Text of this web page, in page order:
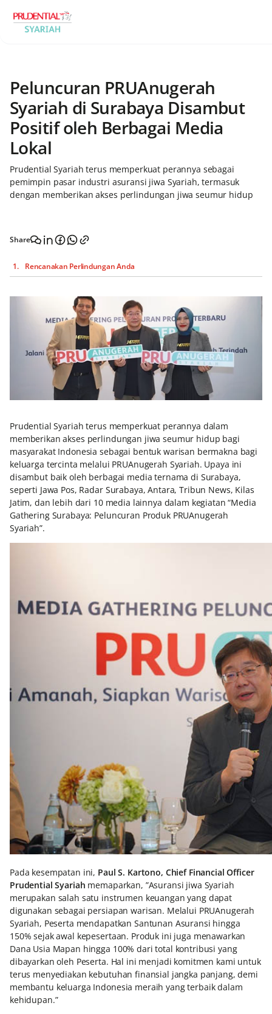
Peluncuran PRUAnugerah
Syariah di Surabaya Disambut
Positif oleh Berbagai Media
Lokal
Prudential Syariah terus memperkuat perannya sebagai
pemimpin pasar industri asuransi jiwa Syariah, termasuk
dengan memberikan akses perlindungan jiwa seumur hidup
Share
Rencanakan Perlindungan Anda
Prudential Syariah terus memperkuat perannya dalam
memberikan akses perlindungan jiwa seumur hidup bagi
masyarakat Indonesia sebagai bentuk warisan bermakna bagi
keluarga tercinta melalui PRUAnugerah Syariah. Upaya ini
disambut baik oleh berbagai media ternama di Surabaya,
seperti Jawa Pos, Radar Surabaya, Antara, Tribun News, Kilas
Jatim, dan lebih dari 10 media lainnya dalam kegiatan “Media
Gathering Surabaya: Peluncuran Produk PRUAnugerah
Syariah”.
Pada kesempatan ini, Paul S. Kartono, Chief Financial Officer
Prudential Syariah memaparkan, ”Asuransi jiwa Syariah
merupakan salah satu instrumen keuangan yang dapat
digunakan sebagai persiapan warisan. Melalui PRUAnugerah
Syariah, Peserta mendapatkan Santunan Asuransi hingga
150% sejak awal kepesertaan. Produk ini juga menawarkan
Dana Usia Mapan hingga 100% dari total kontribusi yang
dibayarkan oleh Peserta. Hal ini menjadi komitmen kami untuk
terus menyediakan kebutuhan finansial jangka panjang, demi
membantu keluarga Indonesia meraih yang terbaik dalam
kehidupan.”